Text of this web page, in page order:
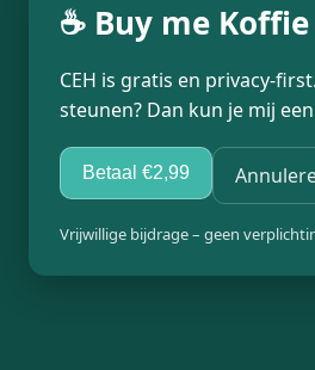
☕ Buy me Koffie
CEH is gratis en privacy-
steunen? Dan kun je mij
Betaal €2,99
Vrijwillige bijdrage – geen